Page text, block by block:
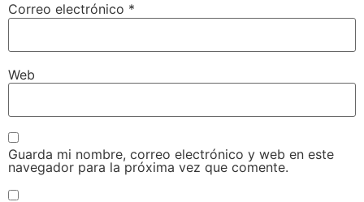
Correo electrónico *
Web
Guarda mi nombre, correo electrónico y web en este
navegador para la próxima vez que comente.